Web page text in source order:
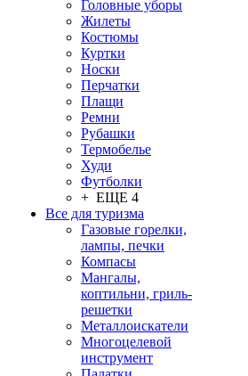
Головные уборы
Жилеты
Костюмы
Куртки
Носки
Перчатки
Плащи
Ремни
Рубашки
Термобелье
Худи
Футболки
+ ЕЩЕ 4
Все для туризма
Газовые горелки,
лампы, печки
Компасы
Мангалы,
коптильни, гриль-
решетки
Металлоискатели
Многоцелевой
инструмент